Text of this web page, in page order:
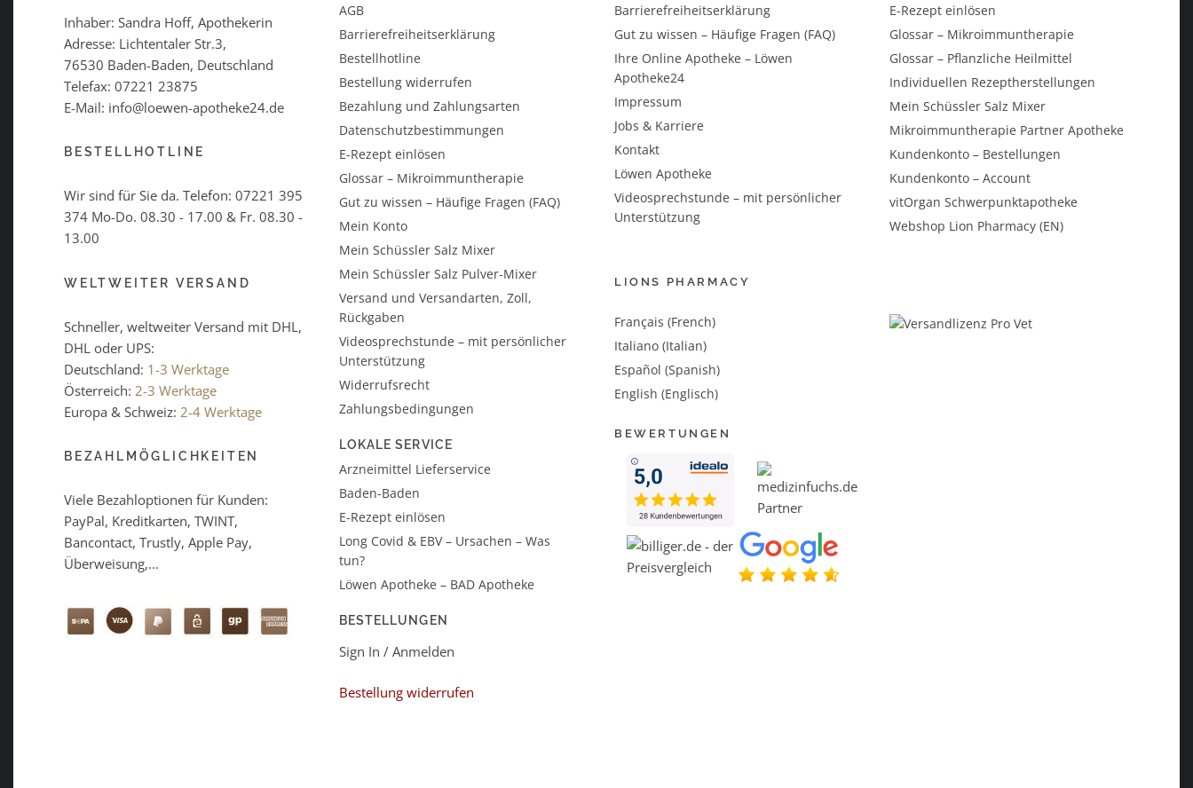
Inhaber: Sandra Hoff, Apothekerin
Adresse: Lichtentaler Str.3,
76530 Baden-Baden, Deutschland
Telefax: 07221 23875
E-Mail: info@loewen-apotheke24.de
BESTELLHOTLINE
Wir sind für Sie da. Telefon: 07221 395
374 Mo-Do. 08.30 - 17.00 & Fr. 08.30 -
13.00
WELTWEITER VERSAND
Schneller, weltweiter Versand mit DHL,
DHL oder UPS:
Deutschland: 1-3 Werktage
Österreich: 2-3 Werktage
Europa & Schweiz: 2-4 Werktage
BEZAHLMÖGLICHKEITEN
Viele Bezahloptionen für Kunden:
PayPal, Kreditkarten, TWINT,
Bancontact, Trustly, Apple Pay,
Überweisung,...
AGB
Barrierefreiheitserklärung
Bestellhotline
Bestellung widerrufen
Bezahlung und Zahlungsarten
Datenschutzbestimmungen
E-Rezept einlösen
Glossar – Mikroimmuntherapie
Gut zu wissen – Häufige Fragen (FAQ)
Mein Konto
Mein Schüssler Salz Mixer
Mein Schüssler Salz Pulver-Mixer
Versand und Versandarten, Zoll,
Rückgaben
Videosprechstunde – mit persönlicher
Unterstützung
Widerrufsrecht
Zahlungsbedingungen
LOKALE SERVICE
Arzneimittel Lieferservice
Baden-Baden
E-Rezept einlösen
Long Covid & EBV – Ursachen – Was
tun?
Löwen Apotheke – BAD Apotheke
BESTELLUNGEN
Sign In / Anmelden
Bestellung widerrufen
Barrierefreiheitserklärung
Gut zu wissen – Häufige Fragen (FAQ)
Ihre Online Apotheke – Löwen
Apotheke24
Impressum
Jobs & Karriere
Kontakt
Löwen Apotheke
Videosprechstunde – mit persönlicher
Unterstützung
LIONS PHARMACY
Français (French)
Italiano (Italian)
Español (Spanish)
English (Englisch)
BEWERTUNGEN
E-Rezept einlösen
Glossar – Mikroimmuntherapie
Glossar – Pflanzliche Heilmittel
Individuellen Rezeptherstellungen
Mein Schüssler Salz Mixer
Mikroimmuntherapie Partner Apotheke
Kundenkonto – Bestellungen
Kundenkonto – Account
vitOrgan Schwerpunktapotheke
Webshop Lion Pharmacy (EN)